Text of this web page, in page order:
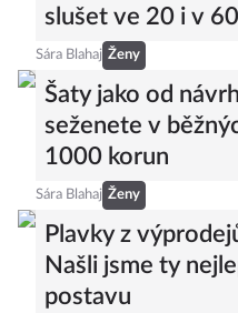
slušet ve 20 i v
Sára Blahaj Ženy
Šaty jako od
seženete v
1000 korun
Sára Blahaj Ženy
Plavky z
Našli jsme ty
postavu